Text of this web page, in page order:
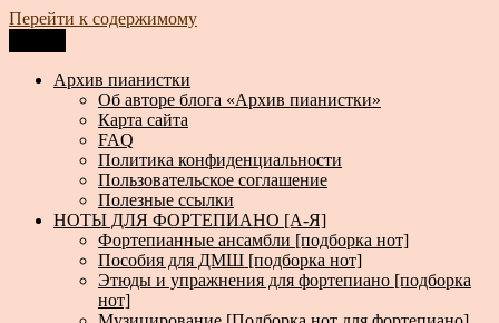
Перейти к содержимому
Архив пианистки
Всё для пианистов: ноты, книги, музыка, статьи…
Архив пианистки
Об авторе блога «Архив пианистки»
Карта сайта
FAQ
Политика конфиденциальности
Пользовательское соглашение
Полезные ссылки
НОТЫ ДЛЯ ФОРТЕПИАНО [А-Я]
Фортепианные ансамбли [подборка нот]
Пособия для ДМШ [подборка нот]
Этюды и упражнения для фортепиано [подборка
нот]